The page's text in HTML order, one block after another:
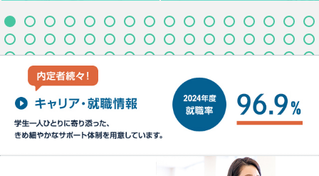
宮崎県立延岡商業高校 大阪府 四天王寺東高校